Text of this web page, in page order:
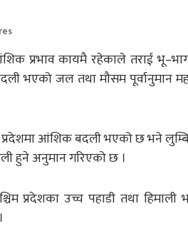
प्रभाव कायमै रहेकाले तराई
भएको जल तथा मौसम पूर्वानुमान
आंशिक बदली भएको छ भने
हुने अनुमान गरिएको छ ।
प्रदेशका उच्च पहाडी तथा